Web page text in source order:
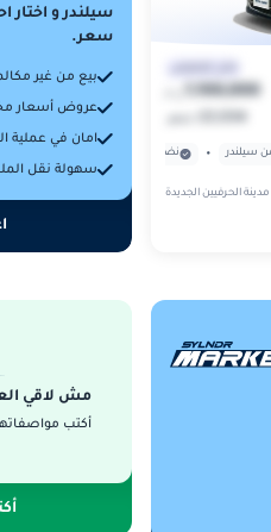
1,100,000
22,034
سيلندر • نضمن قانونية ملكية العربية
الحرفيين الجديدة
سيلندر و اختار
سعر.
بيع من غير
عروض أسعار
امان في عملية
سهولة نقل
مش لاقي
أكتب